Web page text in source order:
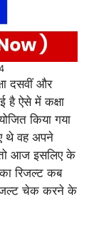
दसवीं और
है ऐसे में कक्षा
किया गया
थे वह अपने
तो आज इसलिए के
का रिजल्ट कब
चेक करने के